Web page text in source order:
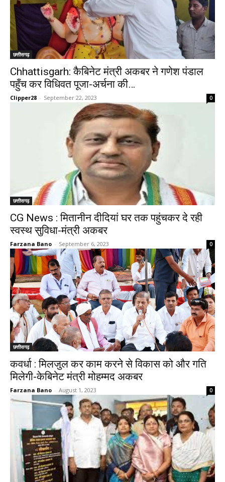
छत्तीसगढ़
Chhattisgarh: कैबिनेट मंत्री अकबर ने गणेश पंडाल
पहुँच कर विधिवत पूजा-अर्चना की…
Clipper28 - September 22, 2023 0
छत्तीसगढ़
CG News : मितानीन दीदियां घर तक पहुंचकर दे रही
स्वस्थ सुविधा-मंत्री अकबर
Farzana Bano - September 6, 2023 0
छत्तीसगढ़
कवर्धा : मिलजुल कर काम करने से विकास को और गति
मिलेगी-केबिनेट मंत्री मोहम्मद अकबर
Farzana Bano - August 1, 2023 0